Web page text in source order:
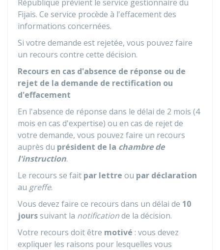
République prévient le service gestionnaire du
Fijais. Ce service procède à l'effacement des
informations concernées.
Si votre demande est rejetée, vous pouvez faire
un recours contre cette décision.
Recours en cas d'absence de réponse ou de
rejet de la demande de rectification ou
d'effacement
En l'absence de réponse dans le délai de 2 mois (4
mois en cas d'expertise) ou en cas de rejet de
votre demande, vous pouvez faire un recours
auprès du président de la chambre de
l'instruction.
Le recours se fait par lettre ou par déclaration
au greffe.
Vous devez faire ce recours dans un délai de 10
jourssuivant la notificationde la décision.
Votre recours doit être motivé : vous devez
expliquer les raisons pour lesquelles vous